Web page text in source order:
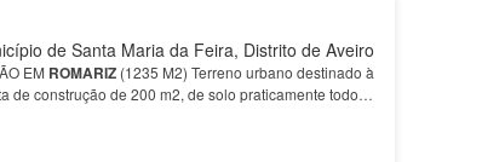
de Santa Maria da Feira, Distrito de Aveiro
EM ROMARIZ(1235 M2) Terreno urbano destinado à
de construção de 200 m2, de solo praticamente todo